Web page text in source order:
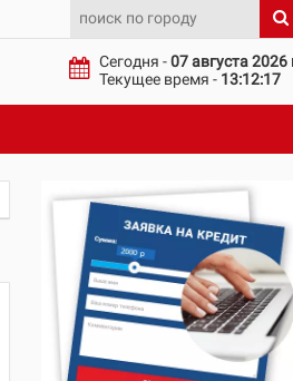
Сегодня -07 августа 2026
Текущее время - 13:12:17